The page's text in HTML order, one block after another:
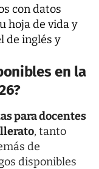
con datos
hoja de vida y
de inglés y
en la
para docentes
, tanto
de
disponibles